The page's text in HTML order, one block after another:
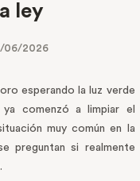
ley
06/2026
esperando la luz verde
comenzó a limpiar el
muy común en la
preguntan si realmente